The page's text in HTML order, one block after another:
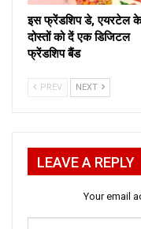
इस फ्रेंडशिप डे, एयरटेल
दोस्तों को दें एक डिजिटल
फ्रेंडशिप बैंड
PREV NEXT
LEAVE A REPLY
Your email